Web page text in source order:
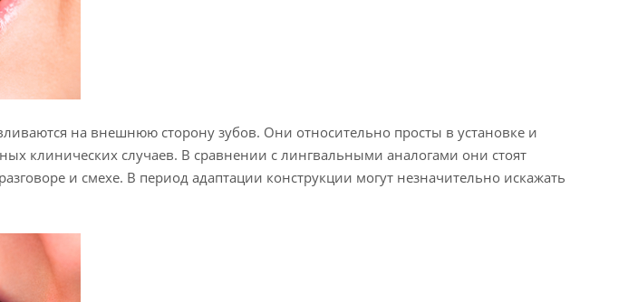
на внешнюю сторону зубов. Они относительно просты в установке и
клинических случаев. В сравнении с лингвальными аналогами они стоят
и смехе. В период адаптации конструкции могут незначительно искажать